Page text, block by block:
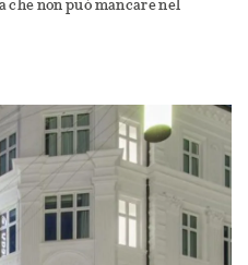
che non può mancare nel